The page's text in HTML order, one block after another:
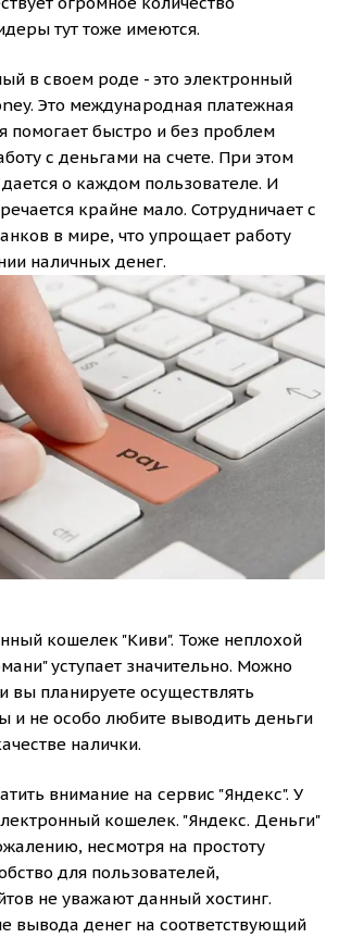
тут тоже имеются.
в своем роде - это электронный
Это международная платежная
помогает быстро и без проблем
с деньгами на счете. При этом
о каждом пользователе. И
крайне мало. Сотрудничает с
в мире, что упрощает работу
наличных денег.
кошелек "Киви". Тоже неплохой
уступает значительно. Можно
вы планируете осуществлять
и не особо любите выводить деньги
налички.
внимание на сервис "Яндекс". У
кошелек. "Яндекс. Деньги"
несмотря на простоту
для пользователей,
не уважают данный хостинг.
вывода денег на соответствующий